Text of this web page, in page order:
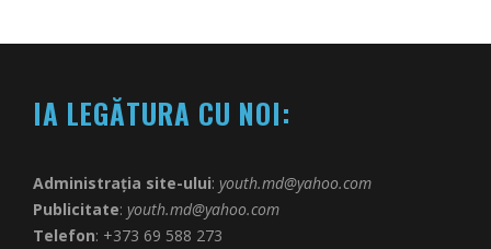
IA LEGĂTURA CU NOI:
Administrația site-ului: youth.md@yahoo.com
Publicitate: youth.md@yahoo.com
Telefon: +373 69 588 273